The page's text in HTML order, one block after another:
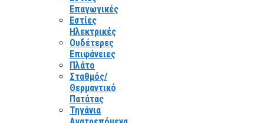
Επαγωγικές
Εστίες
Ηλεκτρικές
Ουδέτερες
Επιφάνειες
Πλάτο
Σταθμός/
Θερμαντικό
Πατάτας
Τηγάνια